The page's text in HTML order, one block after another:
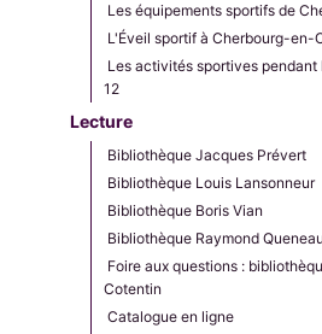
Les équipements sportifs de
L'Éveil sportif à Cherbourg-en-
Les activités sportives
12
Lecture
Bibliothèque Jacques Prévert
Bibliothèque Louis Lansonneur
Bibliothèque Boris Vian
Bibliothèque Raymond Queneau
Foire aux questions :
Cotentin
Catalogue en ligne